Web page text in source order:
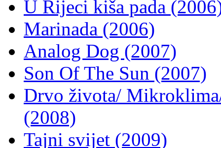
U Rijeci kiša pada
Marinada (2006)
Analog Dog (2007)
Son Of The Sun (2007)
Drvo života/
(2008)
Tajni svijet (2009)